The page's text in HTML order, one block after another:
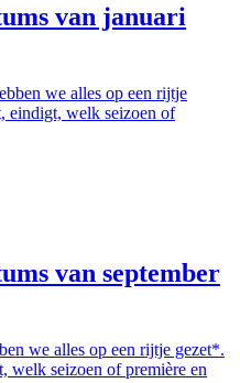
van januari
we alles op een rijtje
eindigt, welk seizoen of
van september
we alles op een rijtje gezet*.
welk seizoen of première en